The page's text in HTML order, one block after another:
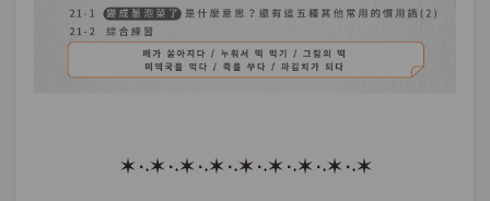
✶ ·˖✶ ·˖✶ ·˖✶ ·˖✶ ·˖✶ ·˖✶ ·˖✶ ·˖✶